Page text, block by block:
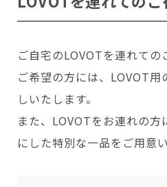
ご自宅のLOVOTを連れての
ご希望の方には、LOVOT
しいたします。
また、LOVOTをお連れの方
にした特別な一品をご用意い